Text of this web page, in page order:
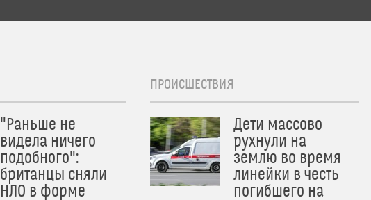
"Раньше не
видела ничего
подобного":
британцы сняли
НЛО в форме
ПРОИСШЕСТВИЯ
Дети массово
рухнули на
землю во время
линейки в честь
погибшего на